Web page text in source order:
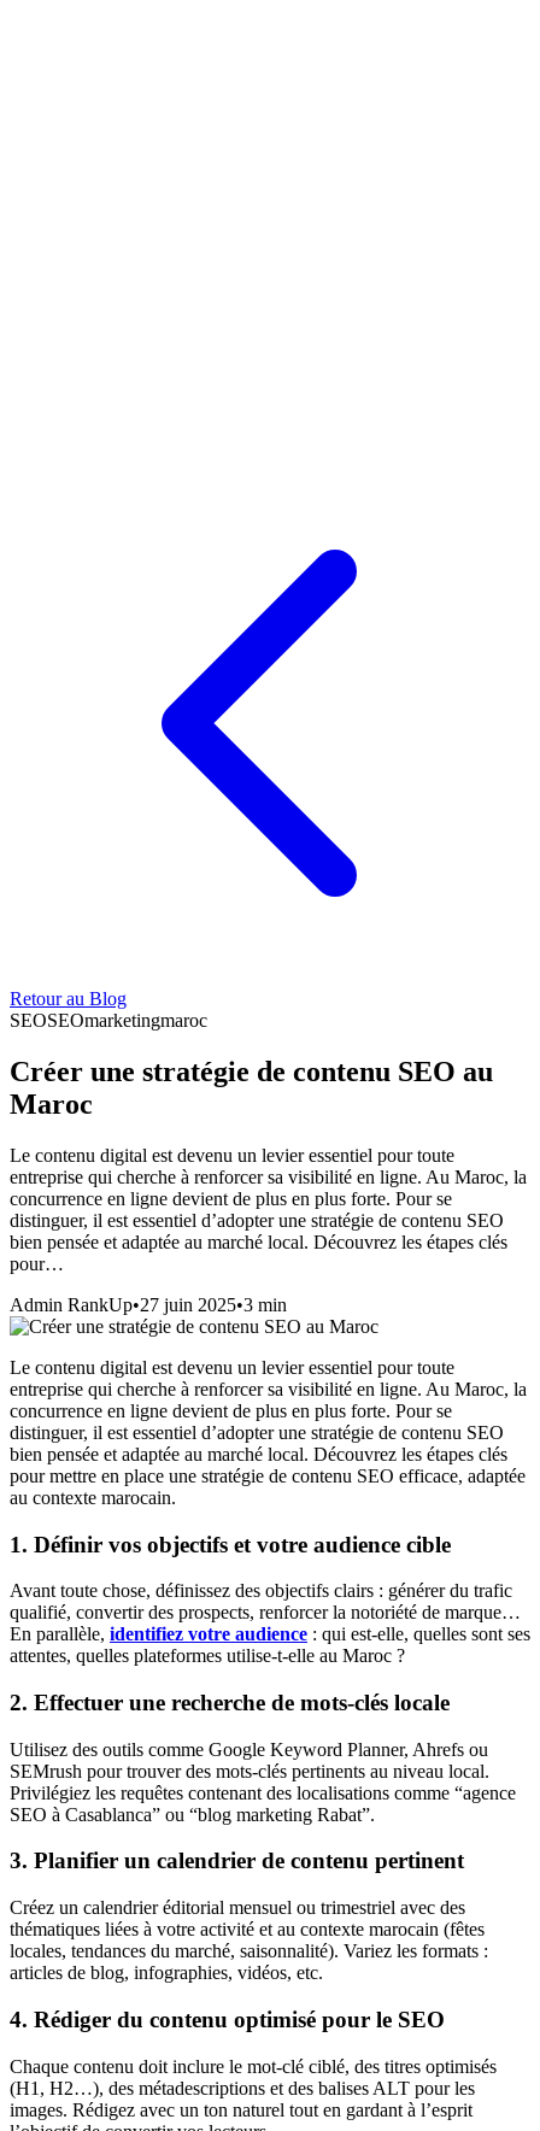
Retour au Blog
SEOSEOmarketingmaroc
Créer une stratégie de contenu SEO au
Maroc
Le contenu digital est devenu un levier essentiel pour toute
entreprise qui cherche à renforcer sa visibilité en ligne. Au Maroc, la
concurrence en ligne devient de plus en plus forte. Pour se
distinguer, il est essentiel d’adopter une stratégie de contenu SEO
bien pensée et adaptée au marché local. Découvrez les étapes clés
pour…
Admin RankUp•27 juin 2025•3 min
Le contenu digital est devenu un levier essentiel pour toute
entreprise qui cherche à renforcer sa visibilité en ligne. Au Maroc, la
concurrence en ligne devient de plus en plus forte. Pour se
distinguer, il est essentiel d’adopter une stratégie de contenu SEO
bien pensée et adaptée au marché local. Découvrez les étapes clés
pour mettre en place une stratégie de contenu SEO efficace, adaptée
au contexte marocain.
1. Définir vos objectifs et votre audience cible
Avant toute chose, définissez des objectifs clairs : générer du trafic
qualifié, convertir des prospects, renforcer la notoriété de marque…
En parallèle, identifiez votre audience : qui est-elle, quelles sont ses
attentes, quelles plateformes utilise-t-elle au Maroc ?
2. Effectuer une recherche de mots-clés locale
Utilisez des outils comme Google Keyword Planner, Ahrefs ou
SEMrush pour trouver des mots-clés pertinents au niveau local.
Privilégiez les requêtes contenant des localisations comme “agence
SEO à Casablanca” ou “blog marketing Rabat”.
3. Planifier un calendrier de contenu pertinent
Créez un calendrier éditorial mensuel ou trimestriel avec des
thématiques liées à votre activité et au contexte marocain (fêtes
locales, tendances du marché, saisonnalité). Variez les formats :
articles de blog, infographies, vidéos, etc.
4. Rédiger du contenu optimisé pour le SEO
Chaque contenu doit inclure le mot-clé ciblé, des titres optimisés
(H1, H2…), des métadescriptions et des balises ALT pour les
images. Rédigez avec un ton naturel tout en gardant à l’esprit